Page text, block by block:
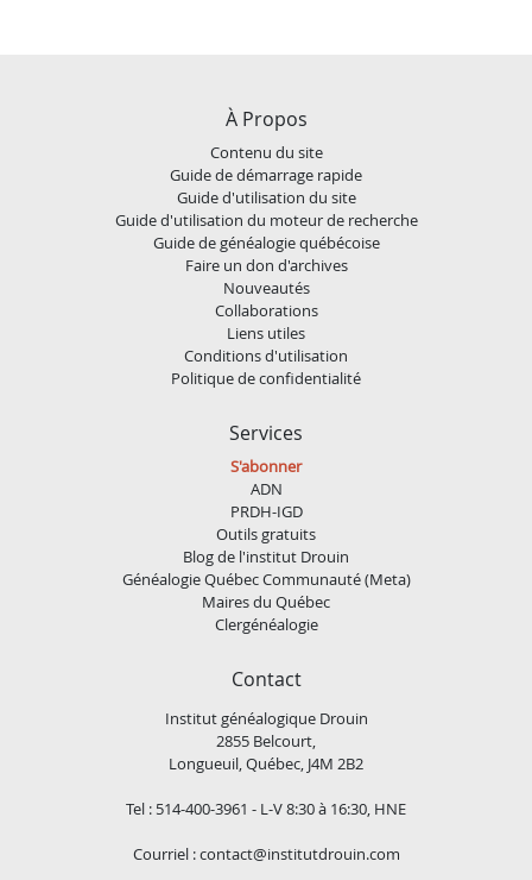
À Propos
Contenu du site
Guide de démarrage rapide
Guide d'utilisation du site
Guide d'utilisation du moteur de recherche
Guide de généalogie québécoise
Faire un don d'archives
Nouveautés
Collaborations
Liens utiles
Conditions d'utilisation
Politique de confidentialité
Services
S'abonner
ADN
PRDH-IGD
Outils gratuits
Blog de l'institut Drouin
Généalogie Québec Communauté (Meta)
Maires du Québec
Clergénéalogie
Contact
Institut généalogique Drouin
2855 Belcourt,
Longueuil, Québec, J4M 2B2
Tel : 514-400-3961 - L-V 8:30 à 16:30, HNE
Courriel :contact@institutdrouin.com